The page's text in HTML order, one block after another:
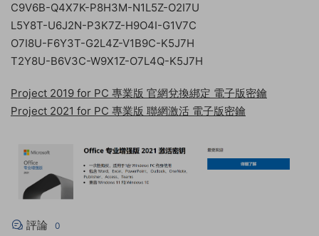
C9V6B-Q4X7K-P8H3M-N1L5Z-O2I7U
L5Y8T-U6J2N-P3K7Z-H9O4I-G1V7C
O7I8U-F6Y3T-G2L4Z-V1B9C-K5J7H
T2Y8U-B6V3C-W9X1Z-O7L4Q-K5J7H
Project 2019 for PC 專業版 官網兌換綁定 電子版密鑰
Project 2021 for PC 專業版 聯網激活 電子版密鑰
評論 0